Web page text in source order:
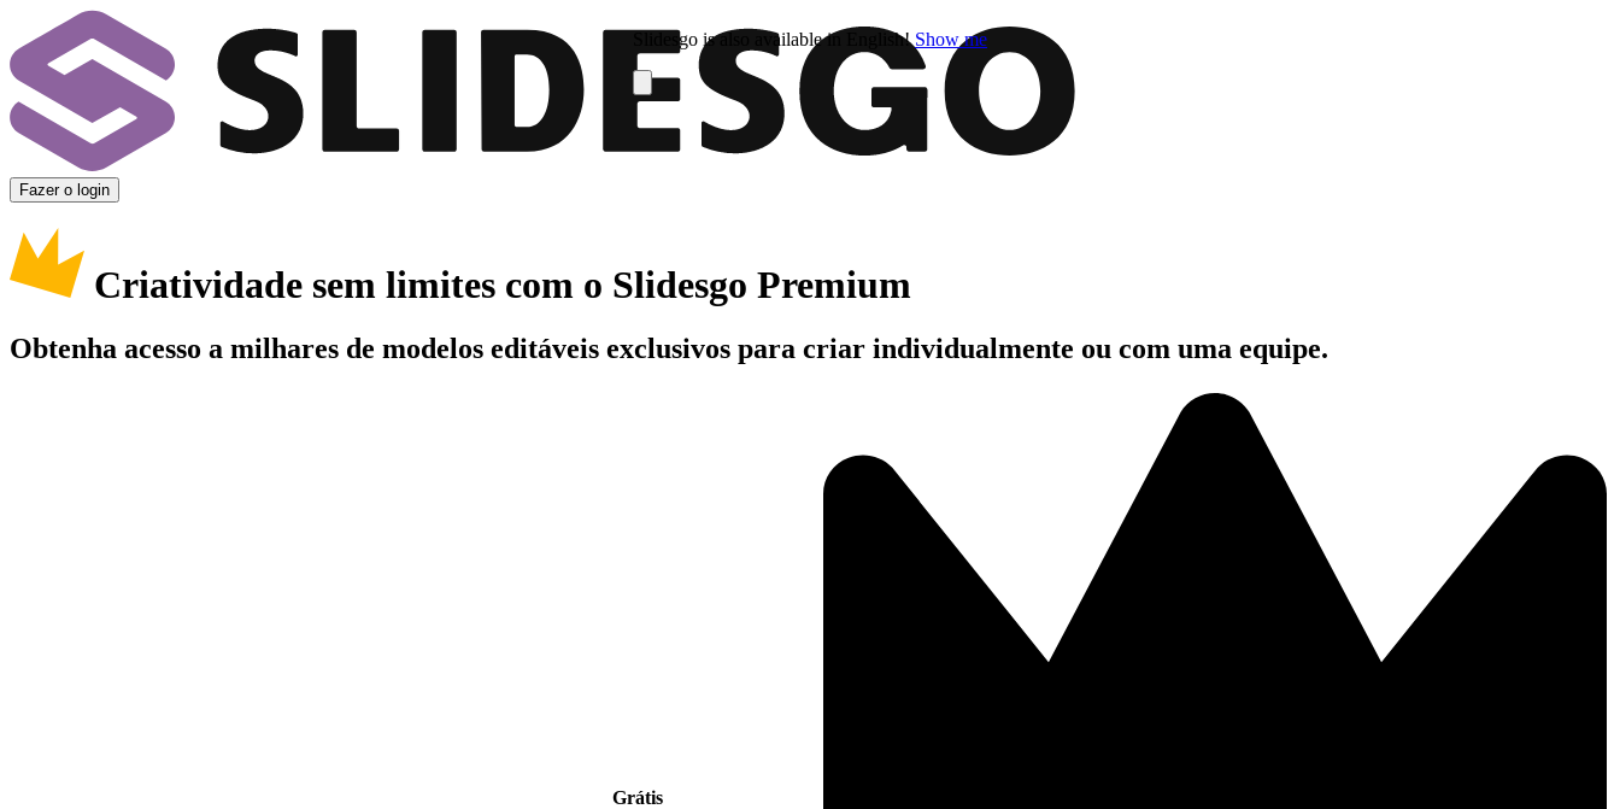
Slidesgo is also available in English! Show me
Fazer o login
Criatividade sem limites com o Slidesgo Premium
Obtenha acesso a milhares de modelos editáveis exclusivos para criar individualmente ou com uma equipe.
Grátis